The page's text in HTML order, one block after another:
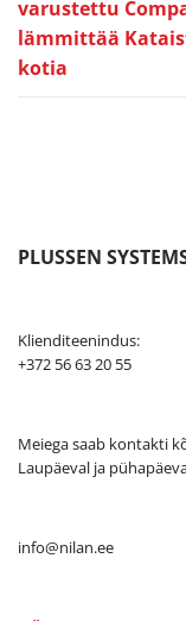
varustettu
lämmittää
kotia
PLUSSEN
Klienditeenindus:
+372 56 63 20 55
Meiega saab kontakti
Laupäeval ja
info@nilan.ee